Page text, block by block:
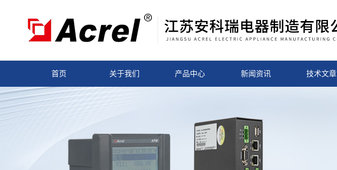
首页 关于我们 产品中心 新闻资讯 技术文章